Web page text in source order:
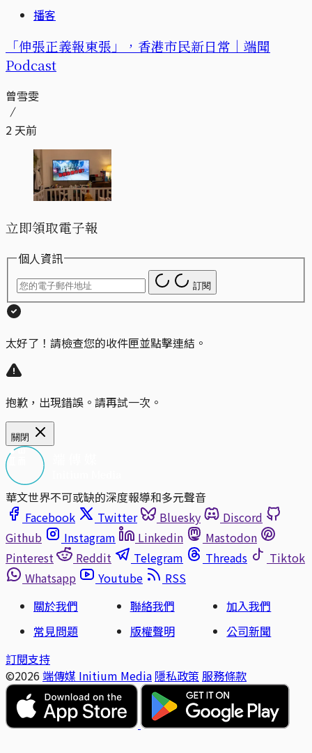
播客
「伸張正義報東張」，香港市民新日常｜端聞
Podcast
曾雪雯
2 天前
立即領取電子報
個人資訊
訂閱
太好了！請檢查您的收件匣並點擊連結。
抱歉，出現錯誤。請再試一次。
關閉
華文世界不可或缺的深度報導和多元聲音
Facebook
Twitter Bluesky
Discord
Github
Instagram Linkedin
Mastodon
Pinterest
Reddit Telegram Threads
Tiktok
Whatsapp
Youtube
RSS
關於我們
聯絡我們
加入我們
常見問題
版權聲明
公司新聞
訂閱支持
©2026 端傳媒 Initium Media 隱私政策 服務條款